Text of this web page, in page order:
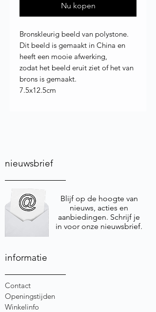
Nu kopen
Bronskleurig beeld van polystone.
Dit beeld is gemaakt in China en
heeft een mooie afwerking,
zodat het beeld eruit ziet of het van
brons is gemaakt.
7.5x12.5cm
nieuwsbrief
Blijf op de hoogte van
nieuws, acties en
aanbiedingen. Schrijf je
in voor onze nieuwsbrief.
informatie
Contact
Openingstijden
Winkelinfo